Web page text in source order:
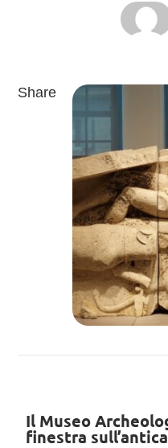
Share
Il Museo
finestra